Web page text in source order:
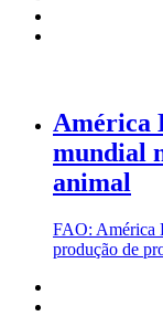
América
mundial
animal
FAO: América
produção de